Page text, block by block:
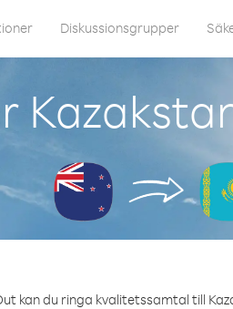
Diskussionsgrupper
kan du ringa kvalitetssamtal till